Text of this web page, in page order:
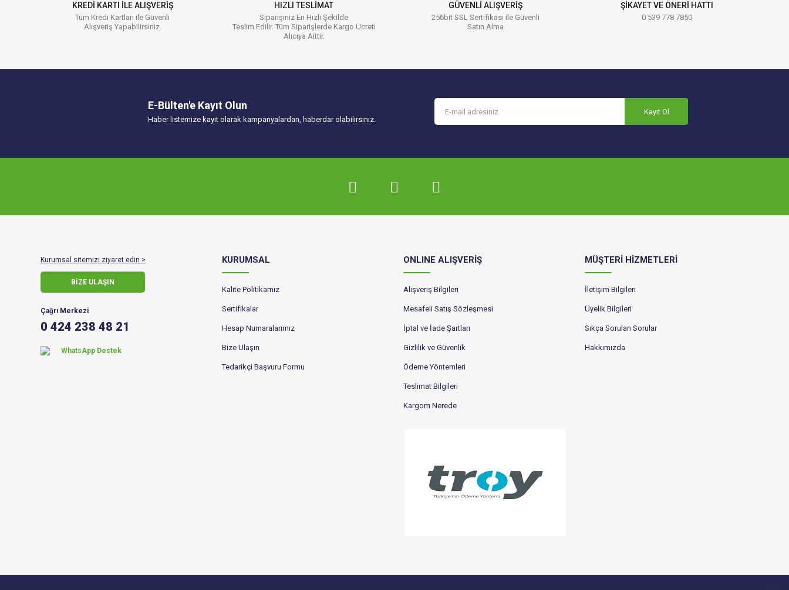
Ürün fiyatı diğer sitelerden daha pahalı.
Bu ürüne benzer farklı alternatifler olmalı.
KREDİ KARTI İLE ALIŞVERİŞ
Tüm Kredi Kartları ile Güvenli
Alışveriş Yapabilirsiniz.
HIZLI TESLİMAT
Siparişiniz En Hızlı Şekilde
Teslim Edilir. Tüm Siparişlerde Kargo Ücreti
Alıcıya Aittir.
GÜVENLİ ALIŞVERİŞ
256bit SSL Sertifikası ile Güvenli
Satın Alma
ŞİKAYET VE ÖNERİ HATTI
0 539 778 7850
E-Bülten'e Kayıt Olun
Haber listemize kayıt olarak kampanyalardan, haberdar olabilirsiniz.
Kayıt Ol
Kurumsal sitemizi ziyaret edin >
BİZE ULAŞIN
Çağrı Merkezi
0 424 238 48 21
WhatsApp Destek
KURUMSAL
Kalite Politikamız
Sertifikalar
Hesap Numaralarımız
Bize Ulaşın
Tedarikçi Başvuru Formu
ONLINE ALIŞVERİŞ
Alışveriş Bilgileri
Mesafeli Satış Sözleşmesi
İptal ve İade Şartları
Gizlilik ve Güvenlik
Ödeme Yöntemleri
Teslimat Bilgileri
Kargom Nerede
MÜŞTERİ HİZMETLERİ
İletişim Bilgileri
Üyelik Bilgileri
Sıkça Sorulan Sorular
Hakkımızda